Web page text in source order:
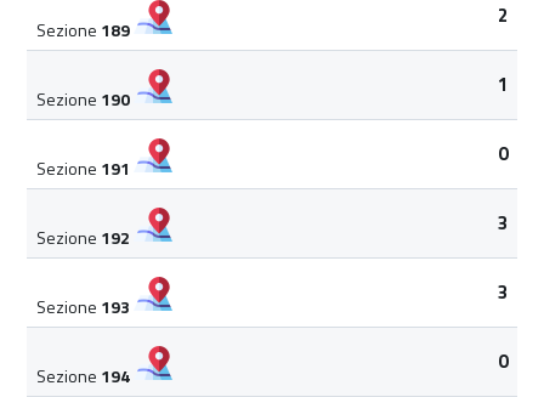
Sezione 189
2
Sezione 190
1
Sezione 191
0
Sezione 192
3
Sezione 193
3
Sezione 194
0